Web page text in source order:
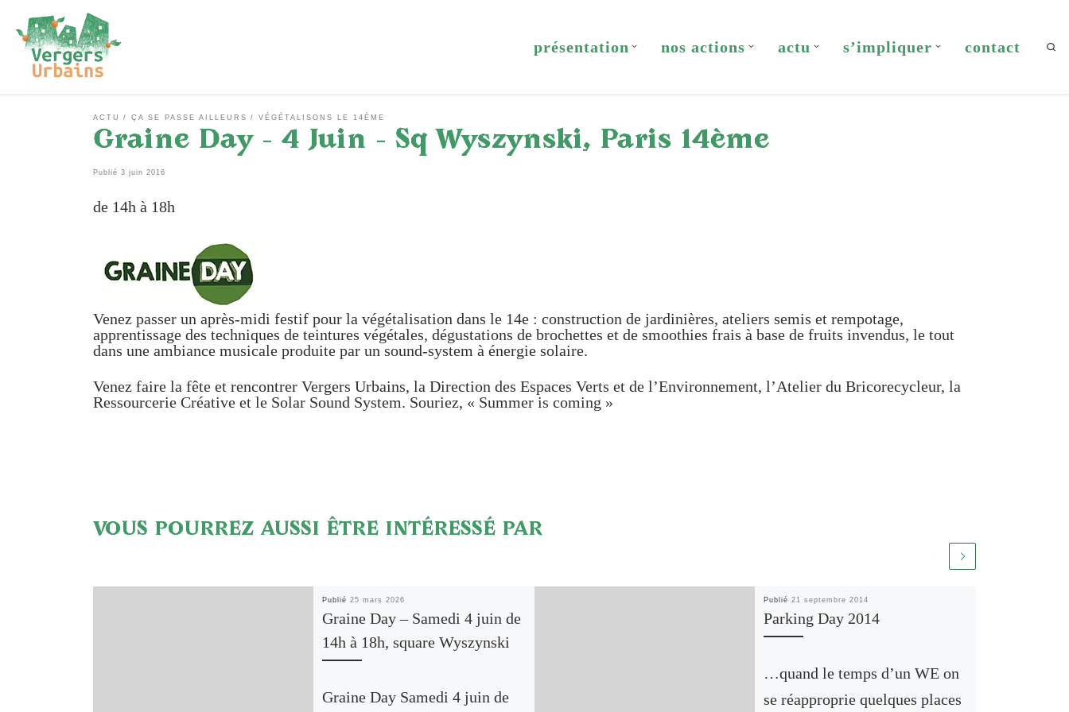
Passer au contenu
présentation nos actions actu s’impliquer contact
ACTU ÇA SE PASSE AILLEURS VÉGÉTALISONS LE 14ÈME
Graine Day – 4 Juin – Sq Wyszynski, Paris 14ème
Publié 3 juin 2016
de 14h à 18h
Venez passer un après-midi festif pour la végétalisation dans le 14e : construction de jardinières, ateliers semis et rempotage,
apprentissage des techniques de teintures végétales, dégustations de brochettes et de smoothies frais à base de fruits invendus, le tout
dans une ambiance musicale produite par un sound-system à énergie solaire.
Venez faire la fête et rencontrer Vergers Urbains, la Direction des Espaces Verts et de l’Environnement, l’Atelier du Bricorecycleur, la
Ressourcerie Créative et le Solar Sound System. Souriez, « Summer is coming »
VOUS POURREZ AUSSI ÊTRE INTÉRESSÉ PAR
Publié 25 mars 2026
Graine Day – Samedi 4 juin de
14h à 18h, square Wyszynski
Graine Day Samedi 4 juin de
Publié 21 septembre 2014
Parking Day 2014
…quand le temps d’un WE on
se réapproprie quelques places